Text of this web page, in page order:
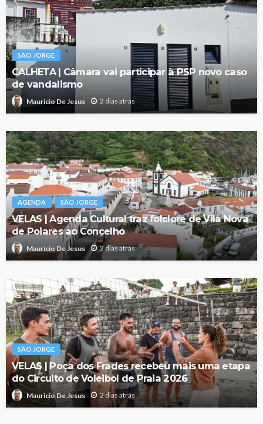
SÃO JORGE
CALHETA | Câmara vai participar à PSP novo caso
de vandalismo
Mauricio De Jesus 2 dias atrás
AGENDA SÃO JORGE
VELAS | Agenda Cultural traz folclore de Vila Nova
de Poiares ao Concelho
Mauricio De Jesus 2 dias atrás
SÃO JORGE
VELAS | Poça dos Frades recebeu mais uma etapa
do Circuito de Voleibol de Praia 2026
Mauricio De Jesus 2 dias atrás